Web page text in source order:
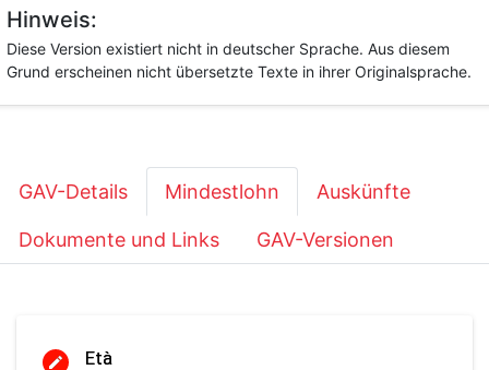
Hinweis:
Diese Version existiert nicht in deutscher Sprache. Aus diesem
Grund erscheinen nicht übersetzte Texte in ihrer Originalsprache.
GAV-Details Mindestlohn Auskünfte
Dokumente und Links GAV-Versionen
Età